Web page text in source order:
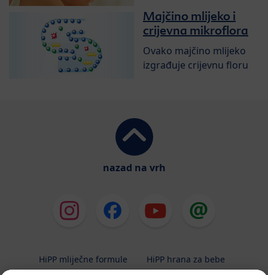
Majčino mlijeko i
crijevna mikroflora
Ovako majčino mlijeko
izgrađuje crijevnu floru
nazad na vrh
HiPP mliječne formule HiPP hrana za bebe